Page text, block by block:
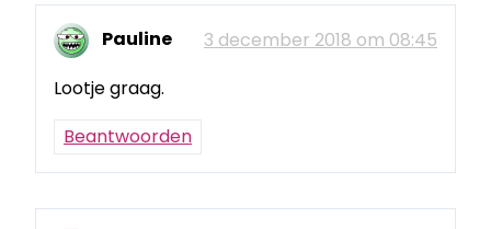
Pauline
3 december 2018 om 08:45
Lootje graag.
Beantwoorden